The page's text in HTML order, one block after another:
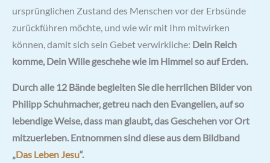
ursprünglichen Zustand des Menschen vor der Erbsünde
zurückführen möchte, und wie wir mit Ihm mitwirken
können, damit sich sein Gebet verwirkliche: Dein Reich
komme, Dein Wille geschehe wie im Himmel so auf Erden.
Durch alle 12 Bände begleiten Sie die herrlichen Bilder von
Philipp Schuhmacher, getreu nach den Evangelien, auf so
lebendige Weise, dass man glaubt, das Geschehen vor Ort
mitzuerleben. Entnommen sind diese aus dem Bildband
„Das Leben Jesu“.